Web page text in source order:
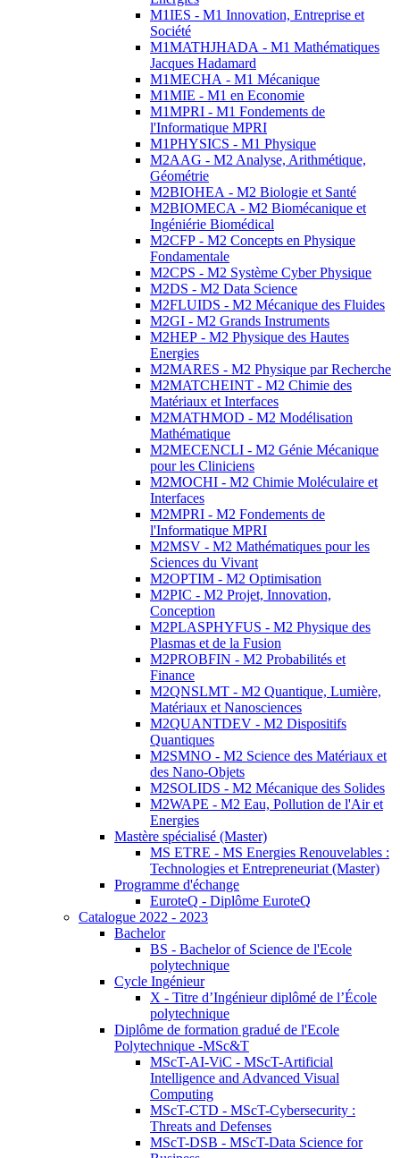
M1IES - M1 Innovation, Entreprise et
Société
M1MATHJHADA - M1 Mathématiques
Jacques Hadamard
M1MECHA - M1 Mécanique
M1MIE - M1 en Economie
M1MPRI - M1 Fondements de
l'Informatique MPRI
M1PHYSICS - M1 Physique
M2AAG - M2 Analyse, Arithmétique,
Géométrie
M2BIOHEA - M2 Biologie et Santé
M2BIOMECA - M2 Biomécanique et
Ingéniérie Biomédical
M2CFP - M2 Concepts en Physique
Fondamentale
M2CPS - M2 Système Cyber Physique
M2DS - M2 Data Science
M2FLUIDS - M2 Mécanique des Fluides
M2GI - M2 Grands Instruments
M2HEP - M2 Physique des Hautes
Energies
M2MARES - M2 Physique par Recherche
M2MATCHEINT - M2 Chimie des
Matériaux et Interfaces
M2MATHMOD - M2 Modélisation
Mathématique
M2MECENCLI - M2 Génie Mécanique
pour les Cliniciens
M2MOCHI - M2 Chimie Moléculaire et
Interfaces
M2MPRI - M2 Fondements de
l'Informatique MPRI
M2MSV - M2 Mathématiques pour les
Sciences du Vivant
M2OPTIM - M2 Optimisation
M2PIC - M2 Projet, Innovation,
Conception
M2PLASPHYFUS - M2 Physique des
Plasmas et de la Fusion
M2PROBFIN - M2 Probabilités et
Finance
M2QNSLMT - M2 Quantique, Lumière,
Matériaux et Nanosciences
M2QUANTDEV - M2 Dispositifs
Quantiques
M2SMNO - M2 Science des Matériaux et
des Nano-Objets
M2SOLIDS - M2 Mécanique des Solides
M2WAPE - M2 Eau, Pollution de l'Air et
Energies
Mastère spécialisé (Master)
MS ETRE - MS Energies Renouvelables :
Technologies et Entrepreneuriat (Master)
Programme d'échange
EuroteQ - Diplôme EuroteQ
Catalogue 2022 - 2023
Bachelor
BS - Bachelor of Science de l'Ecole
polytechnique
Cycle Ingénieur
X - Titre d’Ingénieur diplômé de l’École
polytechnique
Diplôme de formation gradué de l'Ecole
Polytechnique -MSc&T
MScT-AI-ViC - MScT-Artificial
Intelligence and Advanced Visual
Computing
MScT-CTD - MScT-Cybersecurity :
Threats and Defenses
MScT-DSB - MScT-Data Science for